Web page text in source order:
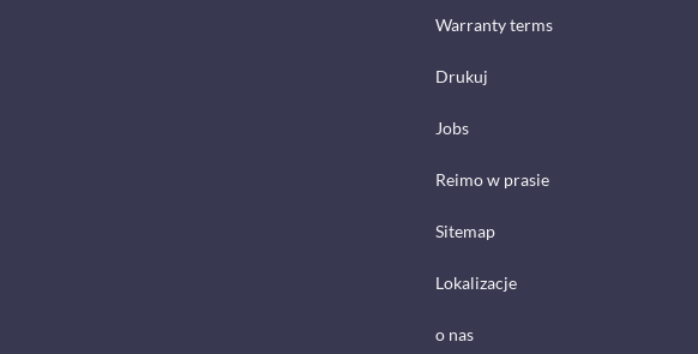
Warranty terms
Drukuj
Jobs
Reimo w prasie
Sitemap
Lokalizacje
o nas